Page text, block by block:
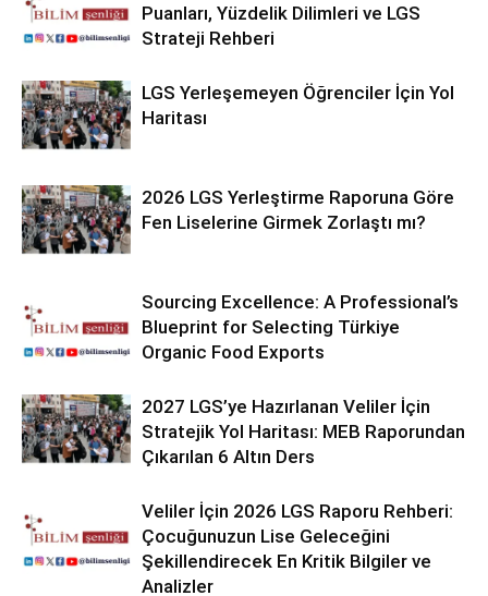
Puanları, Yüzdelik Dilimleri ve LGS
Strateji Rehberi
LGS Yerleşemeyen Öğrenciler İçin Yol
Haritası
2026 LGS Yerleştirme Raporuna Göre
Fen Liselerine Girmek Zorlaştı mı?
Sourcing Excellence: A Professional’s
Blueprint for Selecting Türkiye
Organic Food Exports
2027 LGS’ye Hazırlanan Veliler İçin
Stratejik Yol Haritası: MEB Raporundan
Çıkarılan 6 Altın Ders
Veliler İçin 2026 LGS Raporu Rehberi:
Çocuğunuzun Lise Geleceğini
Şekillendirecek En Kritik Bilgiler ve
Analizler